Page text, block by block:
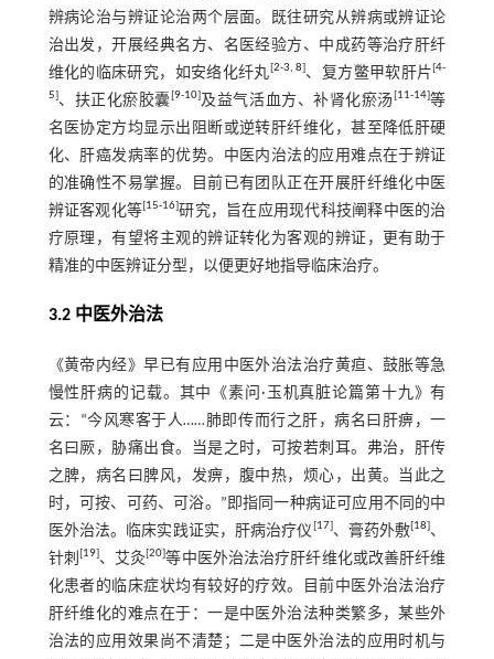
辨病论治与辨证论治两个层面。既往研究从辨病或辨证论
治出发，开展经典名方、名医经验方、中成药等治疗肝纤
维化的临床研究，如安络化纤丸[2-3,8]、复方鳖甲软肝片[4-
5]、扶正化瘀胶囊[9-10]及益气活血方、补肾化瘀汤[11-14]等
名医协定方均显示出阻断或逆转肝纤维化，甚至降低肝硬
化、肝癌发病率的优势。中医内治法的应用难点在于辨证
的准确性不易掌握。目前已有团队正在开展肝纤维化中医
辨证客观化等[15-16]研究，旨在应用现代科技阐释中医的治
疗原理，有望将主观的辨证转化为客观的辨证，更有助于
精准的中医辨证分型，以便更好地指导临床治疗。
3.2 中医外治法
《黄帝内经》早已有应用中医外治法治疗黄疸、鼓胀等急
慢性肝病的记载。其中《素问·玉机真脏论篇第十九》有
云：“今风寒客于人……肺即传而行之肝，病名曰肝痹，一
名曰厥，胁痛出食。当是之时，可按若刺耳。弗治，肝传
之脾，病名曰脾风，发痹，腹中热，烦心，出黄。当此之
时，可按、可药、可浴。”即指同一种病证可应用不同的中
医外治法。临床实践证实，肝病治疗仪 [17]、膏药外敷[18]、
针刺 [19]、艾灸[20]等中医外治法治疗肝纤维化或改善肝纤维
化患者的临床症状均有较好的疗效。目前中医外治法治疗
肝纤维化的难点在于：一是中医外治法种类繁多，某些外
治法的应用效果尚不清楚；二是中医外治法的应用时机与